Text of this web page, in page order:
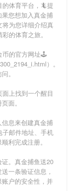
体育平台，🦎提
您想加入真金捕
为您详细介绍真
的体育之旅。
币的官方网址🕹
）。
。
上找到一个醒目
面。
息来创建真金捕
邮件地址、手机
利完成注册。
。 真金捕鱼送20
一条验证信息，
户的安全性，并